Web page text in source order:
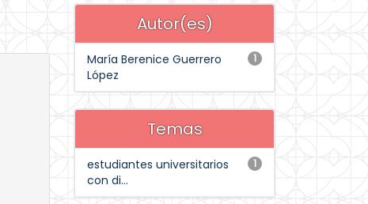
Autor(es)
1
María Berenice Guerrero
López
Temas
1
estudiantes universitarios
con di...